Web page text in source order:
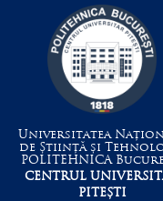
Universitatea
de Știință și
POLITEHNICA
CENTRUL
PITEȘTI